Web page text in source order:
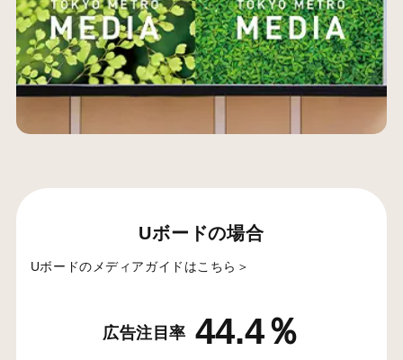
Uボードの場合
Uボードのメディアガイドはこちら＞
広告注目率 44.4％